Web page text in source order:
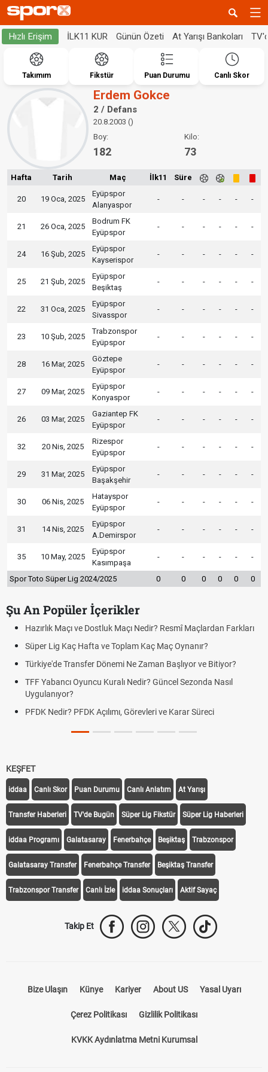
Hızlı Erişim İLK11 KUR Günün Özeti At Yarışı Bankoları
Takımım Fikstür Puan Durumu Canlı Skor
Erdem Gokce
2 / Defans
20.8.2003 ()
Boy:
182
Kilo:
73
Hafta Tarih Maç İlk11 Süre
20 19 Oca, 2025
Eyüpspor
Alanyaspor
- - - - - -
21 26 Oca, 2025
Bodrum FK
Eyüpspor
- - - - - -
24 16 Şub, 2025
Eyüpspor
Kayserispor
- - - - - -
25 21 Şub, 2025
Eyüpspor
Beşiktaş
- - - - - -
22 31 Oca, 2025
Eyüpspor
Sivasspor
- - - - - -
23 10 Şub, 2025
Trabzonspor
Eyüpspor
- - - - - -
28 16 Mar, 2025
Göztepe
Eyüpspor
- - - - - -
27 09 Mar, 2025
Eyüpspor
Konyaspor
- - - - - -
26 03 Mar, 2025
Gaziantep FK
Eyüpspor
- - - - - -
32 20 Nis, 2025
Rizespor
Eyüpspor
- - - - - -
29 31 Mar, 2025
Eyüpspor
Başakşehir
- - - - - -
30 06 Nis, 2025
Hatayspor
Eyüpspor
- - - - - -
31 14 Nis, 2025
Eyüpspor
A.Demirspor
- - - - - -
35 10 May, 2025
Eyüpspor
Kasımpaşa
- - - - - -
Spor Toto Süper Lig 2024/2025 0 0 0 0 0 0
Şu An Popüler İçerikler
Hazırlık Maçı ve Dostluk Maçı Nedir? Resmî Maçlardan Farkları
Süper Lig Kaç Hafta ve Toplam Kaç Maç Oynanır?
Türkiye'de Transfer Dönemi Ne Zaman Başlıyor ve Bitiyor?
TFF Yabancı Oyuncu Kuralı Nedir? Güncel Sezonda Nasıl
Uygulanıyor?
PFDK Nedir? PFDK Açılımı, Görevleri ve Karar Süreci
KEŞFET
iddaa Canlı Skor Puan Durumu Canlı Anlatım At Yarışı
Transfer Haberleri TV'de Bugün Süper Lig Fikstür Süper Lig Haberleri
iddaa Programı Galatasaray Fenerbahçe Beşiktaş Trabzonspor
Galatasaray Transfer Fenerbahçe Transfer Beşiktaş Transfer
Trabzonspor Transfer Canlı İzle iddaa Sonuçları Aktif Sayaç
Takip Et
Bize Ulaşın Künye Kariyer About US Yasal Uyarı
Çerez Politikası Gizlilik Politikası
KVKK Aydınlatma Metni Kurumsal